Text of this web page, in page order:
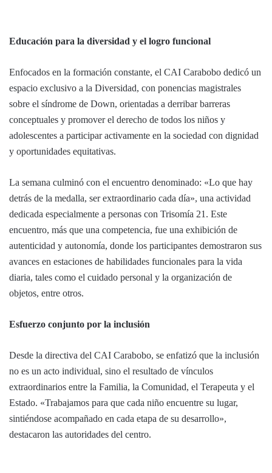
Educación para la diversidad y el logro funcional
Enfocados en la formación constante, el CAI Carabobo dedicó un
espacio exclusivo a la Diversidad, con ponencias magistrales
sobre el síndrome de Down, orientadas a derribar barreras
conceptuales y promover el derecho de todos los niños y
adolescentes a participar activamente en la sociedad con dignidad
y oportunidades equitativas.
La semana culminó con el encuentro denominado: «Lo que hay
detrás de la medalla, ser extraordinario cada día», una actividad
dedicada especialmente a personas con Trisomía 21. Este
encuentro, más que una competencia, fue una exhibición de
autenticidad y autonomía, donde los participantes demostraron sus
avances en estaciones de habilidades funcionales para la vida
diaria, tales como el cuidado personal y la organización de
objetos, entre otros.
Esfuerzo conjunto por la inclusión
Desde la directiva del CAI Carabobo, se enfatizó que la inclusión
no es un acto individual, sino el resultado de vínculos
extraordinarios entre la Familia, la Comunidad, el Terapeuta y el
Estado. «Trabajamos para que cada niño encuentre su lugar,
sintiéndose acompañado en cada etapa de su desarrollo»,
destacaron las autoridades del centro.